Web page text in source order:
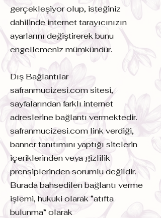
gerçekleşiyor olup, isteğiniz
dahilinde internet tarayıcınızın
ayarlarını değiştirerek bunu
engellemeniz mümkündür.
Dış Bağlantılar
safranmucizesi.com sitesi,
sayfalarından farklı internet
adreslerine bağlantı vermektedir.
safranmucizesi.com link verdiği,
banner tanıtımını yaptığı sitelerin
içeriklerinden veya gizlilik
prensiplerinden sorumlu değildir.
Burada bahsedilen bağlantı verme
işlemi, hukuki olarak “atıfta
bulunma” olarak